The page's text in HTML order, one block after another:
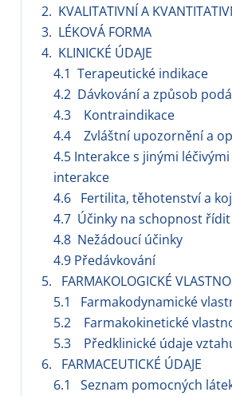
2. KVALITATIVNÍ A
3. LÉKOVÁ FORMA
4. KLINICKÉ ÚDAJE
4.1 Terapeutické indikace
4.2 Dávkování a způsob
4.3 Kontraindikace
4.4 Zvláštní upozornění a
4.5 Interakce s jinými
interakce
4.6 Fertilita, těhotenství a
4.7 Účinky na schopnost
4.8 Nežádoucí účinky
4.9 Předávkování
5. FARMAKOLOGICKÉ
5.1 Farmakodynamické
5.2 Farmakokinetické
5.3 Předklinické údaje
6. FARMACEUTICKÉ ÚDAJE
6.1 Seznam pomocných